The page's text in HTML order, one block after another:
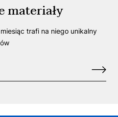
materiały
trafi na niego unikalny